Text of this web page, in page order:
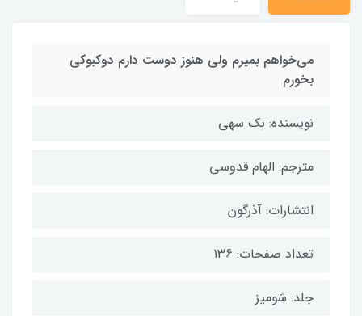
می‌خواهم بمیرم ولی هنوز دوست دارم دوکبوکی
بخورم
نویسنده: بک سهی
مترجم: الهام قدوسی
انتشارات: آذرگون
تعداد صفحات: 136
جلد: شومیز